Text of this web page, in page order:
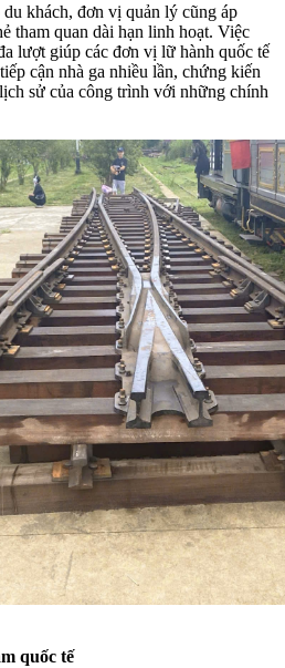
khách, đơn vị quản lý cũng áp
tham quan dài hạn linh hoạt. Việc
lượt giúp các đơn vị lữ hành quốc tế
cận nhà ga nhiều lần, chứng kiến
sử của công trình với những chính
quốc tế